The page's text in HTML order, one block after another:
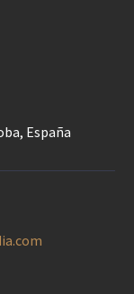
España